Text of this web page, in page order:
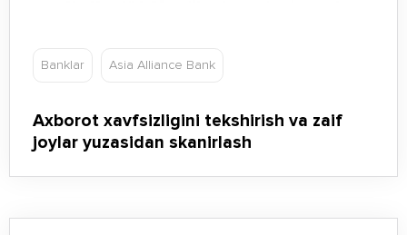
Banklar Asia Alliance Bank
Axborot xavfsizligini tekshirish va zaif
joylar yuzasidan skanirlash